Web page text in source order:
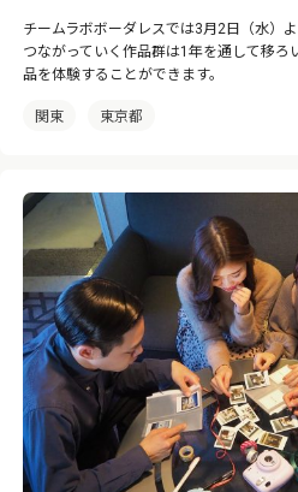
チームラボボーダレスでは3月2日（水）
つながっていく作品群は1年を通して移
品を体験することができます。
関東 東京都